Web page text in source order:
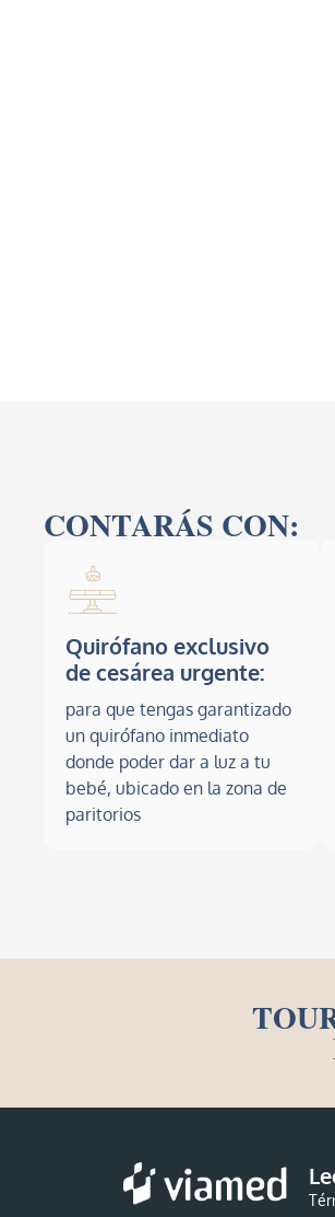
CONTARÁS CON:
Quirófano exclusivo
de cesárea urgente:
para que tengas garantizado
un quirófano inmediato
donde poder dar a luz a tu
bebé, ubicado en la zona de
paritorios